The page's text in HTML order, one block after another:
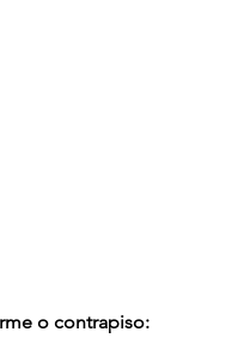
o contrapiso: